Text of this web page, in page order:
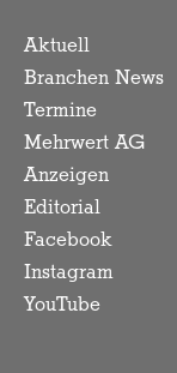
Aktuell
Branchen News
Termine
Mehrwert AG
Anzeigen
Editorial
Facebook
Instagram
YouTube